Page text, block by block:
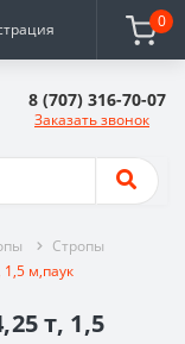
0
8 (707) 316-70-07
Заказать звонок
Стропы
м,паук
т, 1,5